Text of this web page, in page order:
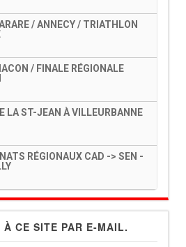
/ ANNECY / TRIATHLON
/ FINALE RÉGIONALE
LA ST-JEAN À VILLEURBANNE
RÉGIONAUX CAD -> SEN -
À CE SITE PAR E-MAIL.